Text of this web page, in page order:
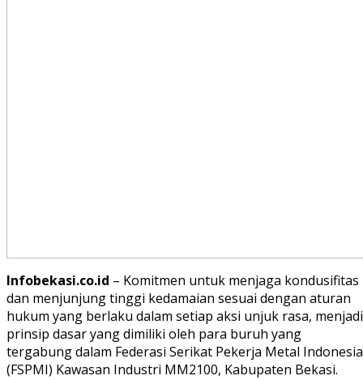
Infobekasi.co.id – Komitmen untuk menjaga kondusifitas
dan menjunjung tinggi kedamaian sesuai dengan aturan
hukum yang berlaku dalam setiap aksi unjuk rasa, menjadi
prinsip dasar yang dimiliki oleh para buruh yang
tergabung dalam Federasi Serikat Pekerja Metal Indonesia
(FSPMI) Kawasan Industri MM2100, Kabupaten Bekasi.